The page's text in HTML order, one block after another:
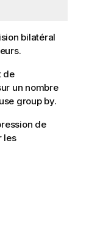
bilatéral
de
un nombre
group by.
de
les